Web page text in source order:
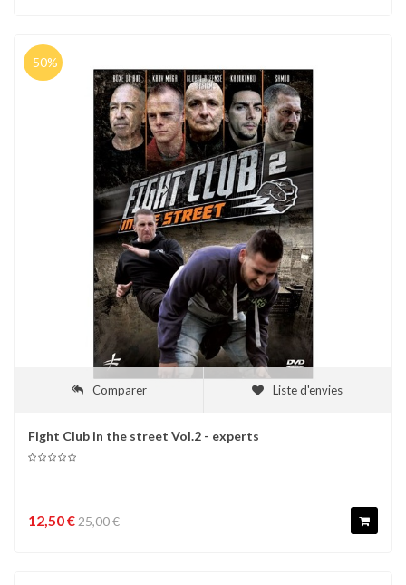
-50%
Comparer Liste d'envies
Fight Club in the street Vol.2 - experts
12,50 €25,00 €